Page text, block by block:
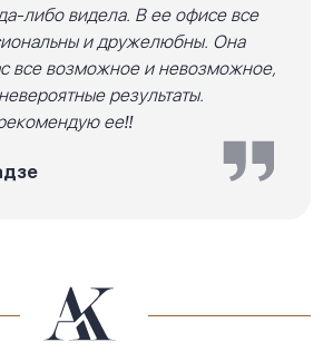
либо видела. В ее офисе все
и дружелюбны. Она
все возможное и невозможное,
результаты.
ее‼️